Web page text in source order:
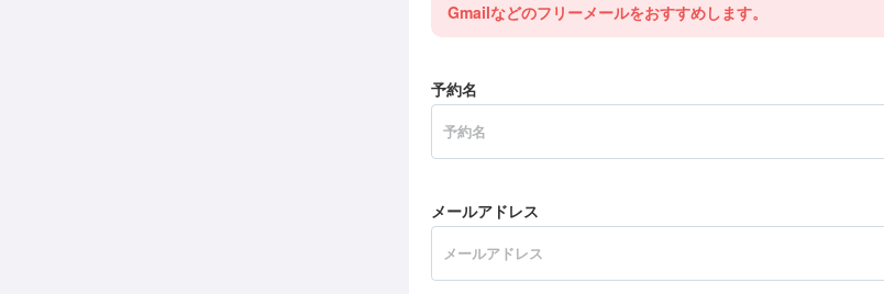
Gmailなどのフリーメールをおすすめします。
予約名
メールアドレス